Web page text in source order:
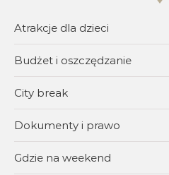
Atrakcje dla dzieci
Budżet i oszczędzanie
City break
Dokumenty i prawo
Gdzie na weekend